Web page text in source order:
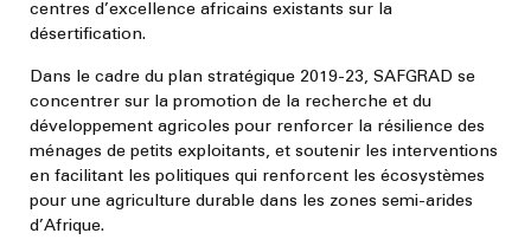
centres d’excellence africains existants sur la
désertification.
Dans le cadre du plan stratégique 2019-23, SAFGRAD se
concentrer sur la promotion de la recherche et du
développement agricoles pour renforcer la résilience des
ménages de petits exploitants, et soutenir les interventions
en facilitant les politiques qui renforcent les écosystèmes
pour une agriculture durable dans les zones semi-arides
d’Afrique.